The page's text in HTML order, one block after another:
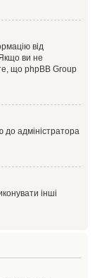
від
Якщо ви не
що phpBB Group
до адміністратора
інші